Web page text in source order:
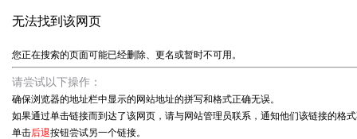
无法找到该网页
您正在搜索的页面可能已经删除、更名或暂时不可用。
请尝试以下操作：
确保浏览器的地址栏中显示的网站地址的拼写和格式正确无误。
如果通过单击链接而到达了该网页，请与网站管理员联系，通知他们该链接的格
单击后退按钮尝试另一个链接。